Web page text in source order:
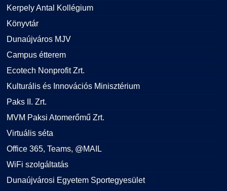
Kerpely Antal Kollégium
Könyvtár
Dunaújváros MJV
Campus étterem
Ecotech Nonprofit Zrt.
Kulturális és Innovációs Minisztérium
Paks II. Zrt.
MVM Paksi Atomerőmű Zrt.
Virtuális séta
Office 365, Teams, @MAIL
WiFi szolgáltatás
Dunaújvárosi Egyetem Sportegyesület